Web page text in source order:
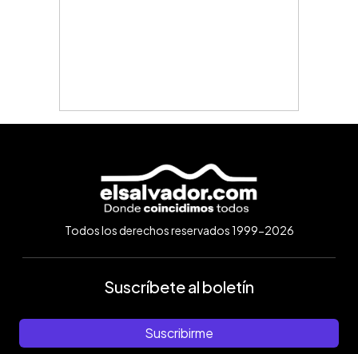
Todos los derechos reservados 1999-2026
Suscríbete al boletín
Suscribirme